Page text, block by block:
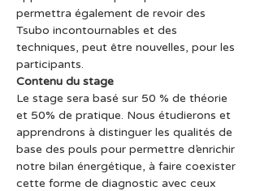
permettra également de revoir des
Tsubo incontournables et des
techniques, peut être nouvelles, pour les
participants.
Contenu du stage
Le stage sera basé sur 50 % de théorie
et 50% de pratique. Nous étudierons et
apprendrons à distinguer les qualités de
base des pouls pour permettre d’enrichir
notre bilan énergétique, à faire coexister
cette forme de diagnostic avec ceux